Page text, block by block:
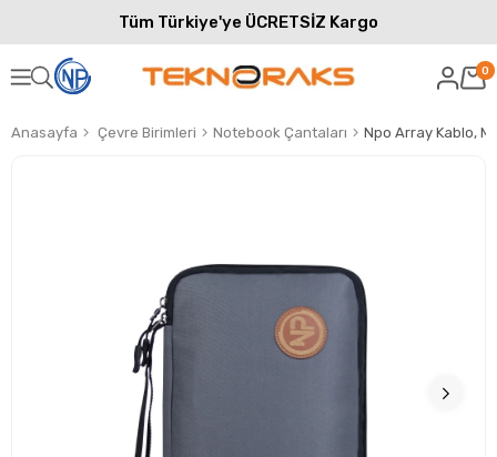
Tüm Türkiye'ye ÜCRETSİZ Kargo
0
Anasayfa Çevre Birimleri Notebook Çantaları